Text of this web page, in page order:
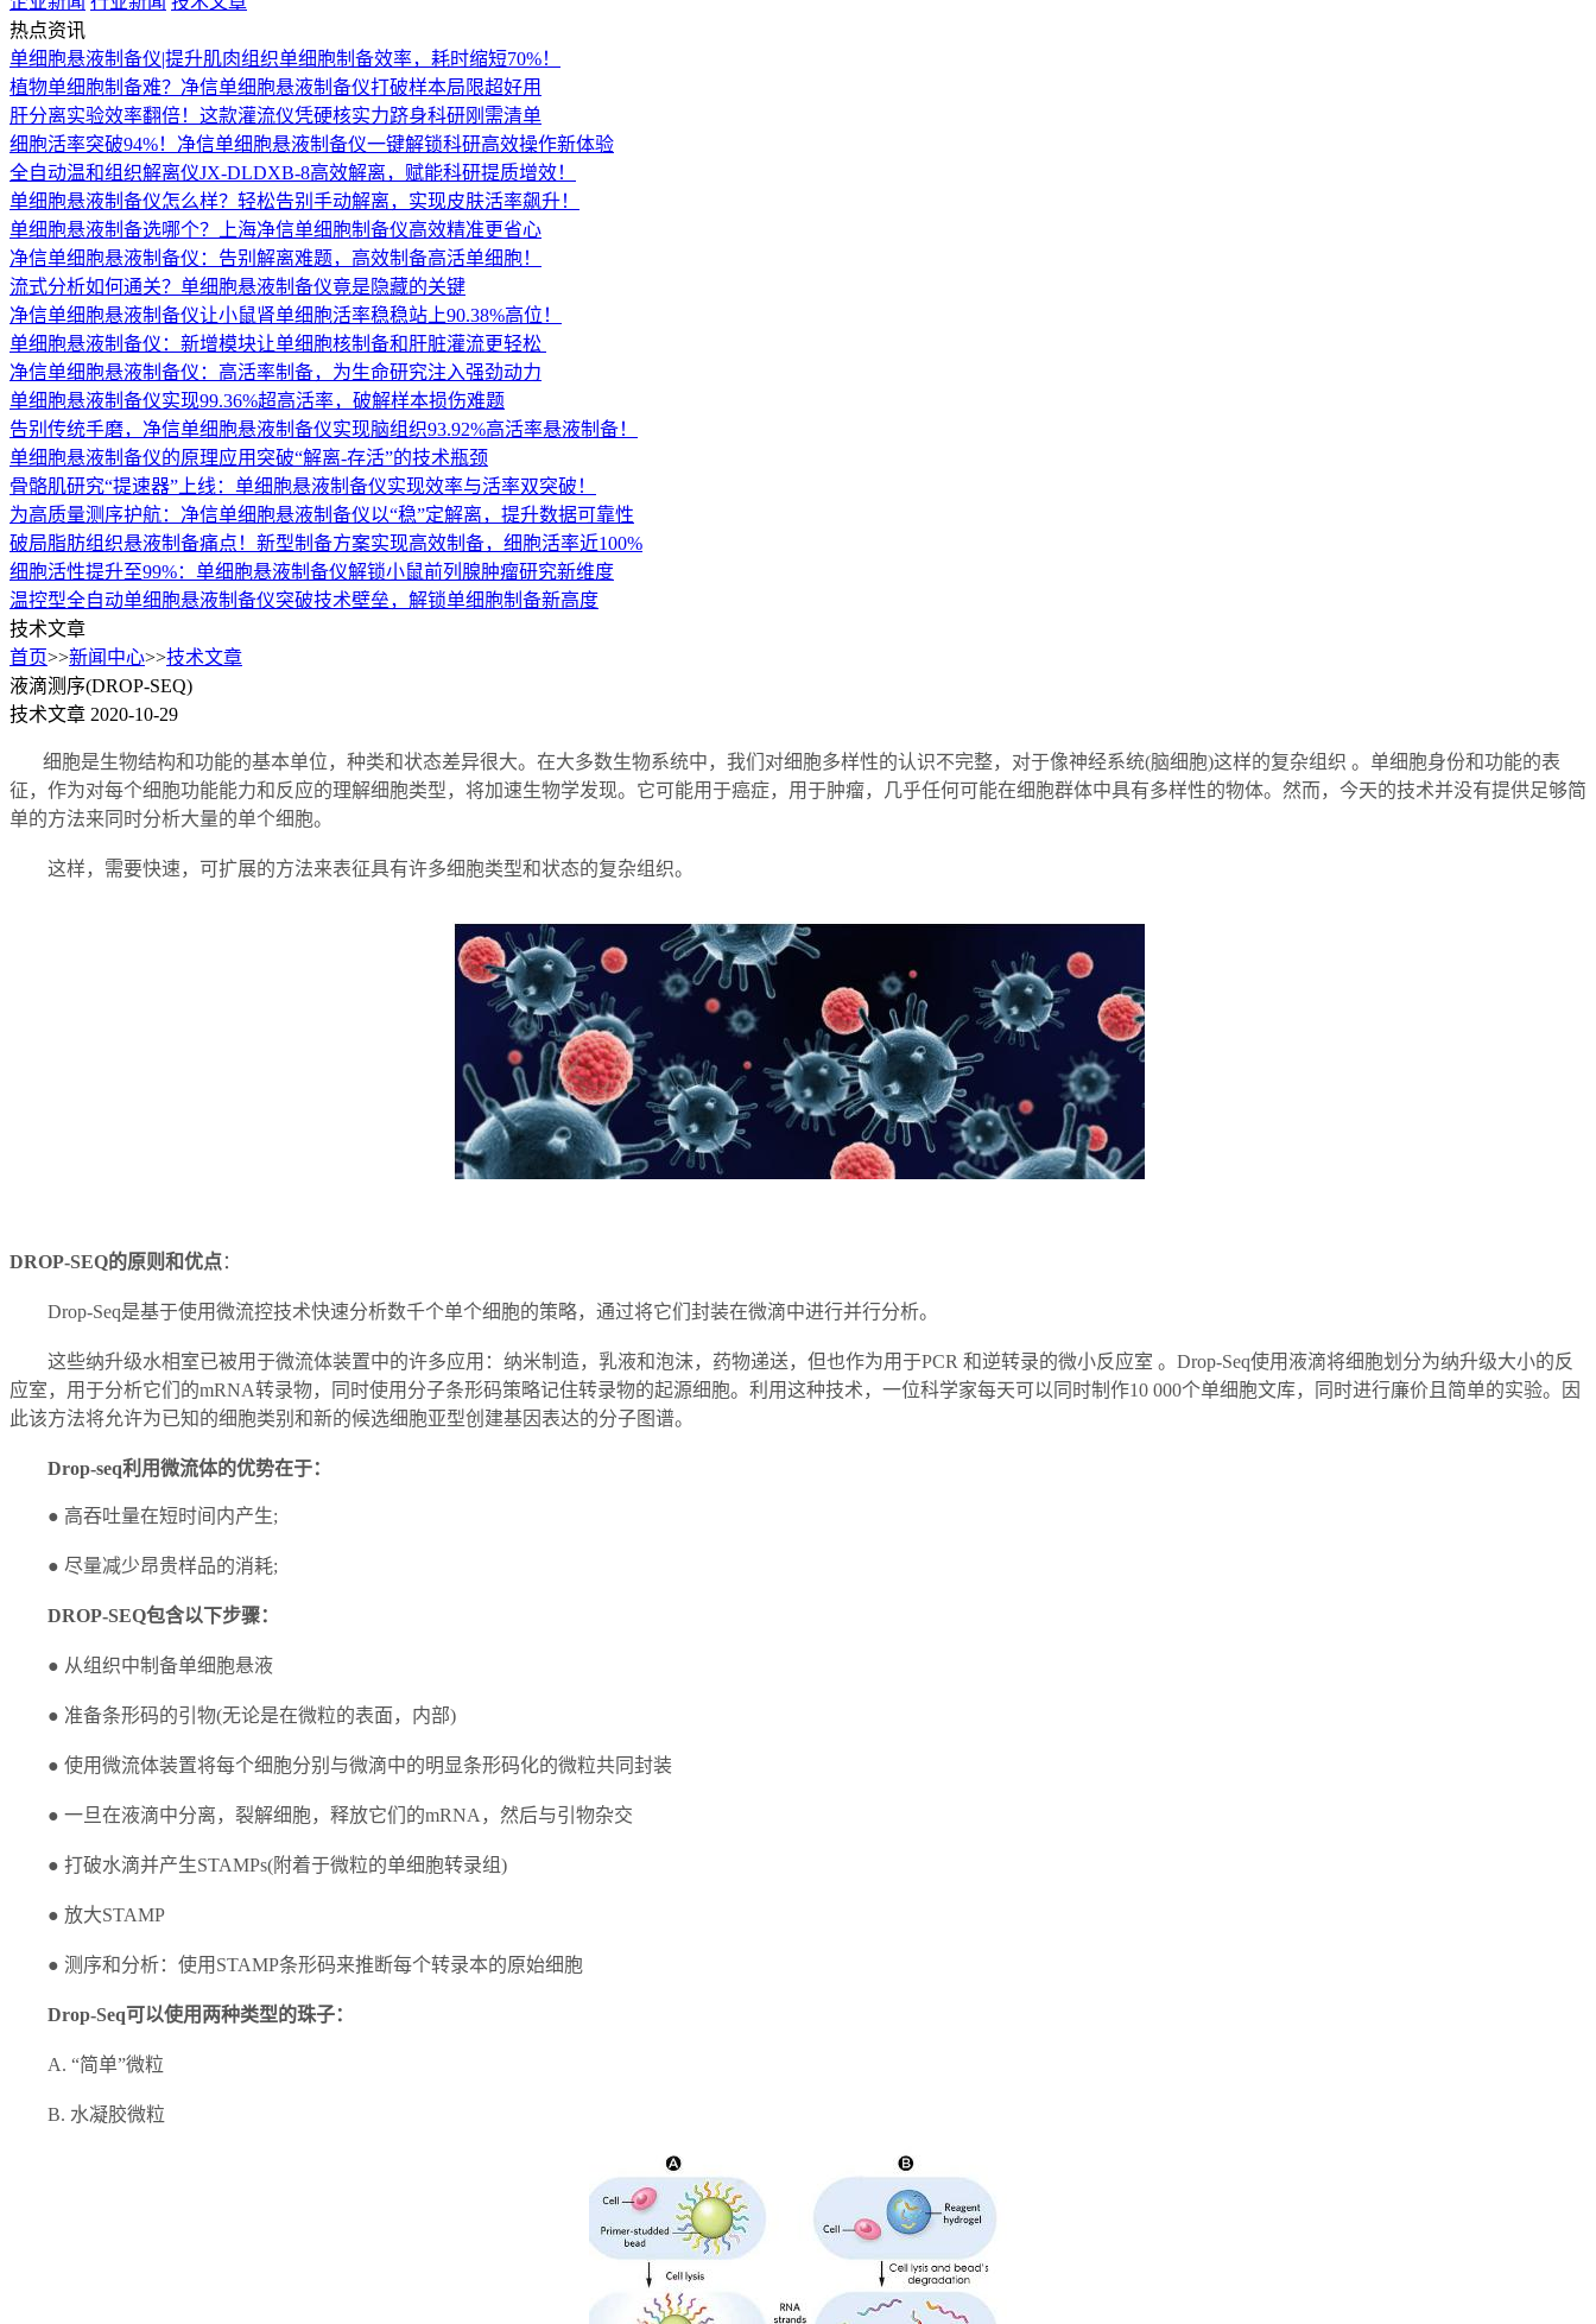
热点资讯
单细胞悬液制备仪|提升肌肉组织单细胞制备效率，耗时缩短70%！
植物单细胞制备难？净信单细胞悬液制备仪打破样本局限超好用
肝分离实验效率翻倍！这款灌流仪凭硬核实力跻身科研刚需清单
细胞活率突破94%！净信单细胞悬液制备仪一键解锁科研高效操作新体验
全自动温和组织解离仪JX-DLDXB-8高效解离，赋能科研提质增效！
单细胞悬液制备仪怎么样？轻松告别手动解离，实现皮肤活率飙升！
单细胞悬液制备选哪个？上海净信单细胞制备仪高效精准更省心
净信单细胞悬液制备仪：告别解离难题，高效制备高活单细胞！
流式分析如何通关？单细胞悬液制备仪竟是隐藏的关键
净信单细胞悬液制备仪让小鼠肾单细胞活率稳稳站上90.38%高位！
单细胞悬液制备仪：新增模块让单细胞核制备和肝脏灌流更轻松 ​
净信单细胞悬液制备仪：高活率制备，为生命研究注入强劲动力
单细胞悬液制备仪实现99.36%超高活率，破解样本损伤难题
告别传统手磨，净信单细胞悬液制备仪实现脑组织93.92%高活率悬液制备！
单细胞悬液制备仪的原理应用突破“解离-存活”的技术瓶颈
骨骼肌研究“提速器”上线：单细胞悬液制备仪实现效率与活率双突破！
为高质量测序护航：净信单细胞悬液制备仪以“稳”定解离，提升数据可靠性
破局脂肪组织悬液制备痛点！新型制备方案实现高效制备，细胞活率近100%
细胞活性提升至99%：单细胞悬液制备仪解锁小鼠前列腺肿瘤研究新维度
温控型全自动单细胞悬液制备仪突破技术壁垒，解锁单细胞制备新高度
技术文章
首页>>新闻中心>>技术文章
液滴测序(DROP-SEQ)
技术文章 2020-10-29
细胞是生物结构和功能的基本单位，种类和状态差异很大。在大多数生物系统中，我们对细胞多样性的认识不完整，对于像神经系统(脑细胞)这样的复杂组织 。单细胞身份和功能的表
征，作为对每个细胞功能能力和反应的理解细胞类型，将加速生物学发现。它可能用于癌症，用于肿瘤，几乎任何可能在细胞群体中具有多样性的物体。然而，今天的技术并没有提供足够简
单的方法来同时分析大量的单个细胞。
这样，需要快速，可扩展的方法来表征具有许多细胞类型和状态的复杂组织。
DROP-SEQ的原则和优点：
Drop-Seq是基于使用微流控技术快速分析数千个单个细胞的策略，通过将它们封装在微滴中进行并行分析。
这些纳升级水相室已被用于微流体装置中的许多应用：纳米制造，乳液和泡沫，药物递送，但也作为用于PCR 和逆转录的微小反应室 。Drop-Seq使用液滴将细胞划分为纳升级大小的反
应室，用于分析它们的mRNA转录物，同时使用分子条形码策略记住转录物的起源细胞。利用这种技术，一位科学家每天可以同时制作10 000个单细胞文库，同时进行廉价且简单的实验。因
此该方法将允许为已知的细胞类别和新的候选细胞亚型创建基因表达的分子图谱。
Drop-seq利用微流体的优势在于：
● 高吞吐量在短时间内产生;
● 尽量减少昂贵样品的消耗;
DROP-SEQ包含以下步骤：
● 从组织中制备单细胞悬液
● 准备条形码的引物(无论是在微粒的表面，内部)
● 使用微流体装置将每个细胞分别与微滴中的明显条形码化的微粒共同封装
● 一旦在液滴中分离，裂解细胞，释放它们的mRNA，然后与引物杂交
● 打破水滴并产生STAMPs(附着于微粒的单细胞转录组)
● 放大STAMP
● 测序和分析：使用STAMP条形码来推断每个转录本的原始细胞
Drop-Seq可以使用两种类型的珠子：
A. “简单”微粒
B. 水凝胶微粒